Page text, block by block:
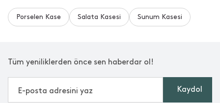
Porselen Kase Salata Kasesi Sunum Kasesi
Tüm yeniliklerden önce sen haberdar ol!
Kaydol